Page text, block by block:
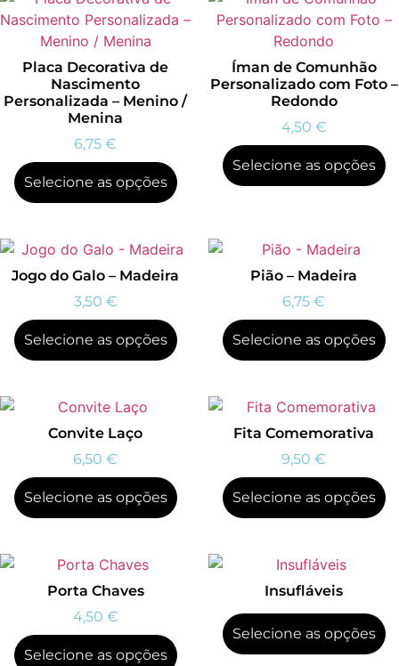
Placa Decorativa de
Nascimento
Personalizada – Menino /
Menina
6,75 €
Selecione as opções
Íman de Comunhão
Personalizado com Foto –
Redondo
4,50 €
Selecione as opções
Jogo do Galo – Madeira
3,50 €
Selecione as opções
Pião – Madeira
6,75 €
Selecione as opções
Convite Laço
6,50 €
Selecione as opções
Fita Comemorativa
9,50 €
Selecione as opções
Porta Chaves
4,50 €
Selecione as opções
Insufláveis
Selecione as opções